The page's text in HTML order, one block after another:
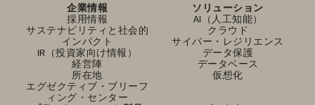
企業情報
採用情報
サステナビリティと社会的
インパクト
IR（投資家向け情報）
経営陣
所在地
エグゼクティブ・ブリーフ
ィング・センター
ソリューション
AI（人工知能）
クラウド
サイバー・レジリエンス
データ保護
データベース
仮想化